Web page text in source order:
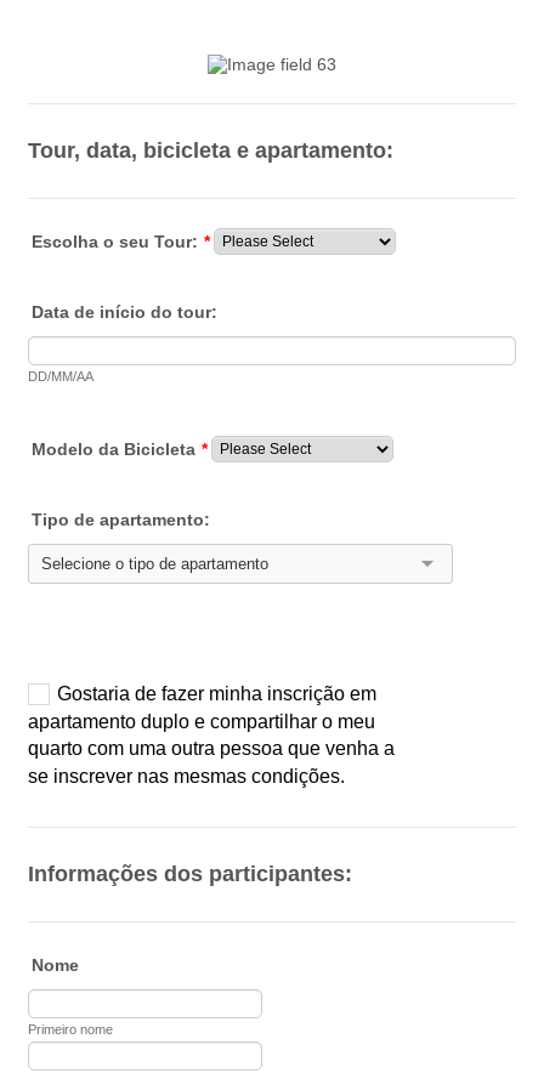
Tour, data, bicicleta e apartamento:
Escolha o seu Tour: *
Data de início do tour:
DD/MM/AA
Modelo da Bicicleta *
Tipo de apartamento:
Informações dos participantes:
Nome
Primeiro nome